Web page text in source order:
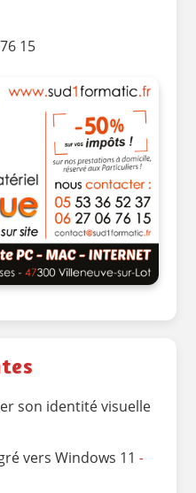
15
son identité visuelle
vers Windows 11